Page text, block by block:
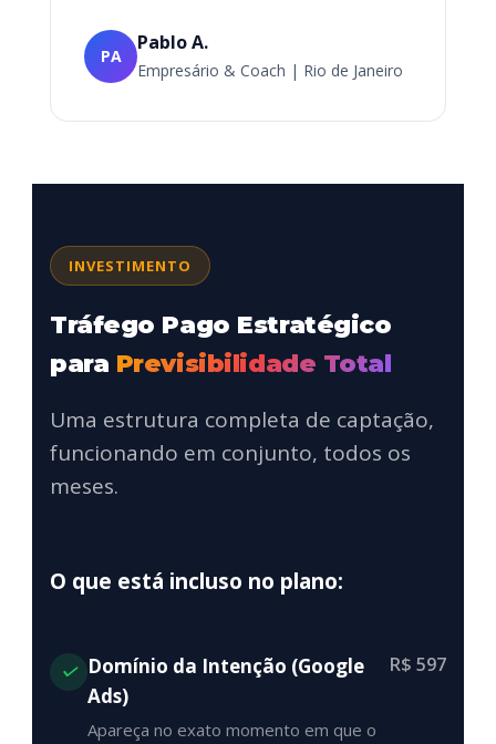
PA
Pablo A.
Empresário & Coach | Rio de Janeiro
INVESTIMENTO
Tráfego Pago Estratégico
para Previsibilidade Total
Uma estrutura completa de captação,
funcionando em conjunto, todos os
meses.
O que está incluso no plano:
Domínio da Intenção (Google
Ads)
Apareça no exato momento em que o
R$ 597